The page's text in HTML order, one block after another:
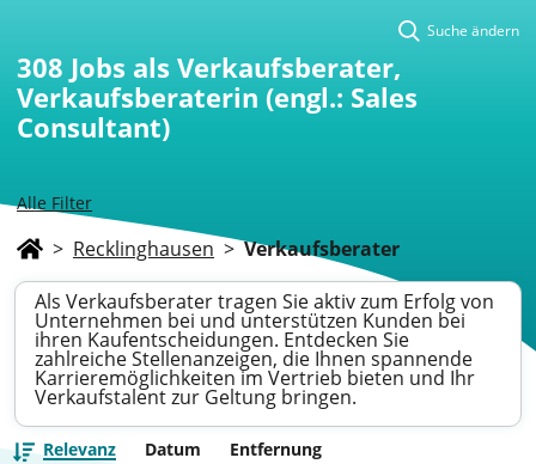
Alle Filter
Suche ändern
308 Jobs als Verkaufsberater,
Verkaufsberaterin (engl.: Sales
Consultant)
> Recklinghausen > Verkaufsberater
Als Verkaufsberater tragen Sie aktiv zum Erfolg von
Unternehmen bei und unterstützen Kunden bei
ihren Kaufentscheidungen. Entdecken Sie
zahlreiche Stellenanzeigen, die Ihnen spannende
Karrieremöglichkeiten im Vertrieb bieten und Ihr
Verkaufstalent zur Geltung bringen.
Relevanz Datum Entfernung